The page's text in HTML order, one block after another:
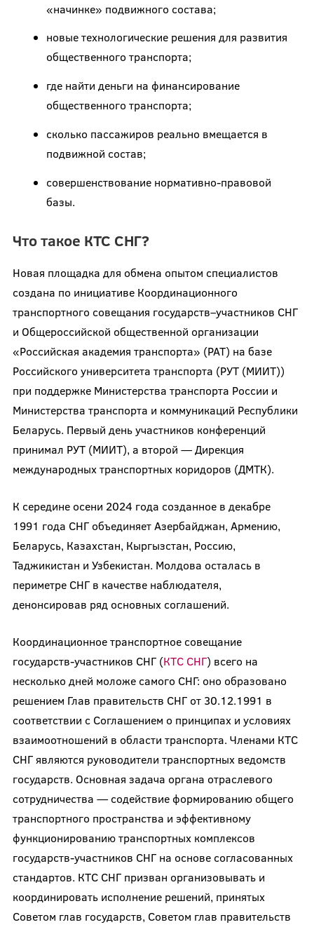
«начинке» подвижного состава;
новые технологические решения для развития
общественного транспорта;
где найти деньги на финансирование
общественного транспорта;
сколько пассажиров реально вмещается в
подвижной состав;
совершенствование нормативно-правовой
базы.
Что такое КТС СНГ?
Новая площадка для обмена опытом специалистов
создана по инициативе Координационного
транспортного совещания государств–участников СНГ
и Общероссийской общественной организации
«Российская академия транспорта» (РАТ) на базе
Российского университета транспорта (РУТ (МИИТ))
при поддержке Министерства транспорта России и
Министерства транспорта и коммуникаций Республики
Беларусь. Первый день участников конференций
принимал РУТ (МИИТ), а второй — Дирекция
международных транспортных коридоров (ДМТК).
К середине осени 2024 года созданное в декабре
1991 года СНГ объединяет Азербайджан, Армению,
Беларусь, Казахстан, Кыргызстан, Россию,
Таджикистан и Узбекистан. Молдова осталась в
периметре СНГ в качестве наблюдателя,
денонсировав ряд основных соглашений.
Координационное транспортное совещание
государств-участников СНГ (КТС СНГ) всего на
несколько дней моложе самого СНГ: оно образовано
решением Глав правительств СНГ от 30.12.1991 в
соответствии с Соглашением о принципах и условиях
взаимоотношений в области транспорта. Членами КТС
СНГ являются руководители транспортных ведомств
государств. Основная задача органа отраслевого
сотрудничества — содействие формированию общего
транспортного пространства и эффективному
функционированию транспортных комплексов
государств-участников СНГ на основе согласованных
стандартов. КТС СНГ призван организовывать и
координировать исполнение решений, принятых
Советом глав государств, Советом глав правительств